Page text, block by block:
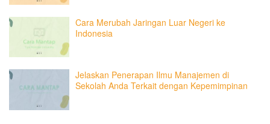
Cara Merubah Jaringan Luar Negeri ke
Indonesia
Jelaskan Penerapan Ilmu Manajemen di
Sekolah Anda Terkait dengan Kepemimpinan